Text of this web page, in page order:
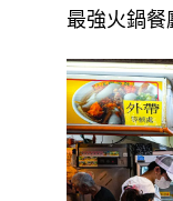
最強火鍋餐